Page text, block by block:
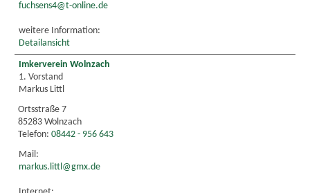
fuchsens4@t-online.de
weitere Information:
Detailansicht
Imkerverein Wolnzach
1. Vorstand
Markus Littl
Ortsstraße 7
85283 Wolnzach
Telefon: 08442 - 956 643
Mail:
markus.littl@gmx.de